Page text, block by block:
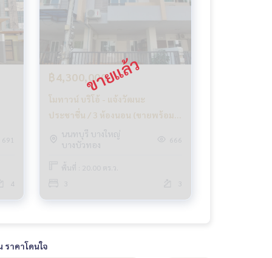
691
4
฿4,300,000
โมทาวน์ บริโอ้ - แจ้งวัฒนะ
ประชาชื่น / 3 ห้องนอน (ขายพร้อมผู้
เช่า), Motown Brio - Chang
Wattana Prachachean / 3
นนทบุรี บางใหญ่
บางบัวทอง
666
พื้นที่ : 20.00 ตร.ว.
ราคาโดนใจ